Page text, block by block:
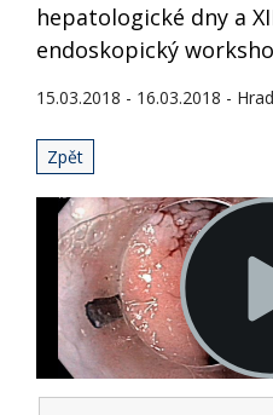
hepatologické dny a
endoskopický
15.03.2018 - 16.03.2018 -
Zpět